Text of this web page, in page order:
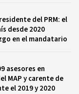
del PRM: el
desde 2020
en el mandatario
asesores en
MAP y carente de
el 2019 y 2020